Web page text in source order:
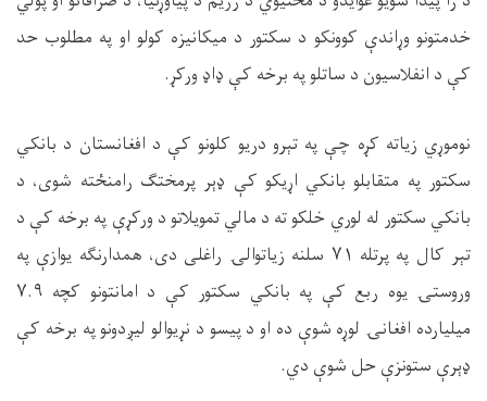
خدمتونو وړاندې کوونکو د سکتور د میکانیزه کولو او په مطلوب حد
کې د انفلاسیون د ساتلو په برخه کې ډاډ ورکړ.
نوموړي زیاته کړه چې په تېرو دریو کلونو کې د افغانستان د بانکي
سکتور په متقابلو بانکي اړیکو کې ډېر پرمختګ رامنځته شوی، د
بانکي سکتور له لوري خلکو ته د مالي تمویلاتو د ورکړې په برخه کې د
تېر کال په پرتله ۷۱ سلنه زیاتوالۍ راغلی دی، همدارنګه یوازې په
وروستۍ یوه ربع کې په بانکي سکتور کې د امانتونو کچه ۷.۹
میلیارده افغانۍ لوړه شوې ده او د پیسو د نړیوالو لیږدونو په برخه کې
ډېرې ستونزې حل شوې دي.